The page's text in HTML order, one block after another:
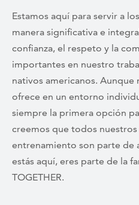
Estamos aquí para servir a
manera significativa e
confianza, el respeto y la
importantes en nuestro
nativos americanos.
ofrece en un entorno
siempre la primera opción
creemos que todos
entrenamiento son parte de
estás aquí, eres parte de la
TOGETHER.